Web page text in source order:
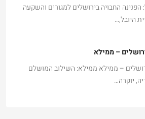
היובל,…
– ממילא ממילא: השילוב המושלם
יוקרה…